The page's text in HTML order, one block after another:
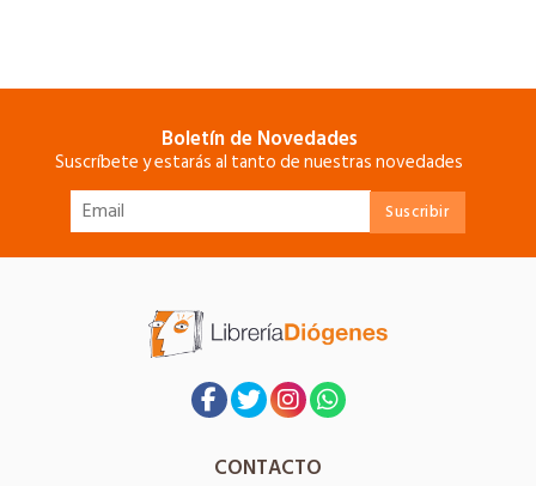
Boletín de Novedades
Suscríbete y estarás al tanto de nuestras novedades
CONTACTO